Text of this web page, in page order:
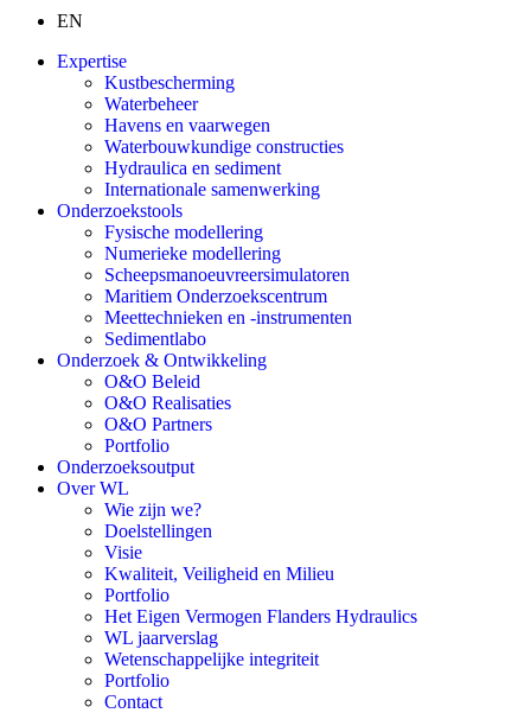
EN
Expertise
Kustbescherming
Waterbeheer
Havens en vaarwegen
Waterbouwkundige constructies
Hydraulica en sediment
Internationale samenwerking
Onderzoekstools
Fysische modellering
Numerieke modellering
Scheepsmanoeuvreersimulatoren
Maritiem Onderzoekscentrum
Meettechnieken en -instrumenten
Sedimentlabo
Onderzoek & Ontwikkeling
O&O Beleid
O&O Realisaties
O&O Partners
Portfolio
Onderzoeksoutput
Over WL
Wie zijn we?
Doelstellingen
Visie
Kwaliteit, Veiligheid en Milieu
Portfolio
Het Eigen Vermogen Flanders Hydraulics
WL jaarverslag
Wetenschappelijke integriteit
Portfolio
Contact